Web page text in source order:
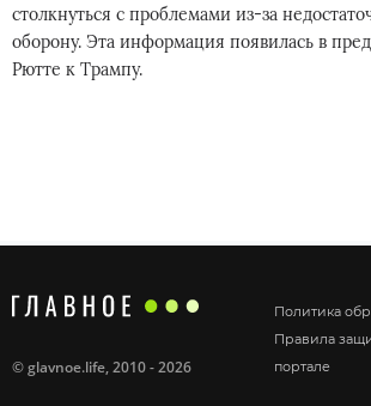
столкнуться с проблемами из-за
оборону. Эта информация появилась в
Рютте к Трампу.
Политика
Правила
портале
©glavnoe.life, 2010 - 2026